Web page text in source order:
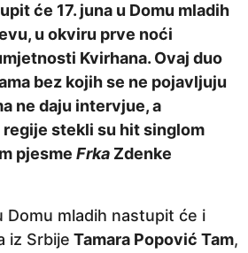
će 17. juna u Domu mladih
u okviru prve noći
Kvirhana. Ovaj duo
bez kojih se ne pojavljuju
ne daju intervjue, a
stekli su hit singlom
pjesme Frka Zdenke
Domu mladih nastupit će i
iz Srbije Tamara Popović Tam,